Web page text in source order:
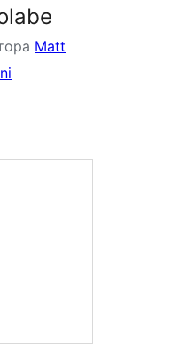
Matt